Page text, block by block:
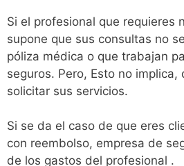
Si el profesional que requieres
supone que sus consultas no
póliza médica o que trabajan
seguros. Pero, Esto no implica,
solicitar sus servicios.
Si se da el caso de que eres
con reembolso, empresa de
de los gastos del profesional .